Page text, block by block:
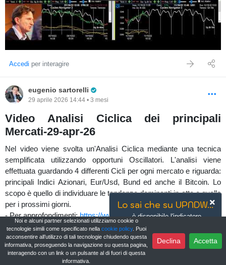
Accedi per interagire
eugenio sartorelli
29 aprile 2026 14:44 • 3 mesi
Video Analisi Ciclica dei principali
Mercati-29-apr-26
Nel video viene svolta un'Analisi Ciclica mediante una tecnica
semplificata utilizzando opportuni Oscillatori. L'analisi viene
effettuata guardando 4 differenti Cicli per ogni mercato e riguarda:
principali Indici Azionari, Eur/Usd, Bund ed anche il Bitcoin. Lo
scopo è quello di individuare le tendenze dominanti in atto e quelle
per i prossimi giorni.
- Per approfondimenti:https://www.investimentivincenti.it/
BTC (BITCOIN) FGBL (BUND) EURUSD (EUR/USD)
Video Analisi Ciclica dei principali Mercati-29-apr-26
Lo sai che su UPNDW...
è disponibile l'indicatore
Commodity Channel Index (CCI)?
Scopri di più Vai ora
Noi e alcuni partner selezionati utilizziamo cookie o
tecnologie simili come specificato nella cookie policy. Puoi
acconsentire all’utilizzo di tali tecnologie chiudendo questa
informativa, proseguendo la navigazione su questa pagina,
interagendo con un link o un pulsante al di fuori di questa
informativa.
Declina Accetta